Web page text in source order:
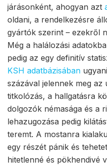
járásonként, ahogyan azt
oldani, a rendelkezésre
gyártók szerint – ezekről
Még a halálozási
pedig az egy definitív
KSH adatbázisában
százával jelennek meg
titkolózás, a hallgatásra
dolgozók némasága és a
lehazugozása pedig
teremt. A mostanra
egy részét pánik és
hitetlenné és pökhendivé